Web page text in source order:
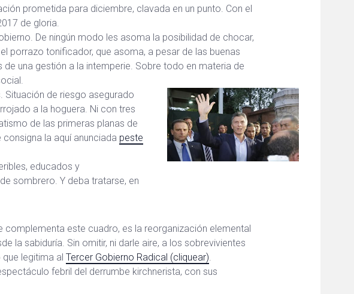
prometida para diciembre, clavada en un punto. Con el
de gloria.
De ningún modo les asoma la posibilidad de chocar,
porrazo tonificador, que asoma, a pesar de las buenas
una gestión a la intemperie. Sobre todo en materia de
Situación de riesgo asegurado
a la hoguera. Ni con tres
de las primeras planas de
la aquí anunciada peste
educados y
sombrero. Y deba tratarse, en
complementa este cuadro, es la reorganización elemental
la sabiduría. Sin omitir, ni darle aire, a los sobrevivientes
legitima al Tercer Gobierno Radical (cliquear).
febril del derrumbe kirchnerista, con sus